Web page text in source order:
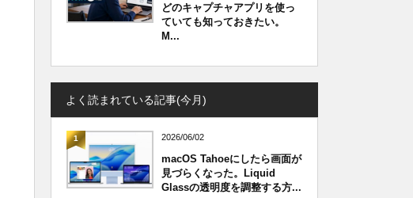
どのキャプチャアプリを使っ
ていても知っておきたい。
M...
よく読まれている記事(今月)
1 2026/06/02
macOS Tahoeにしたら画面が
見づらくなった。Liquid
Glassの透明度を調整する方...